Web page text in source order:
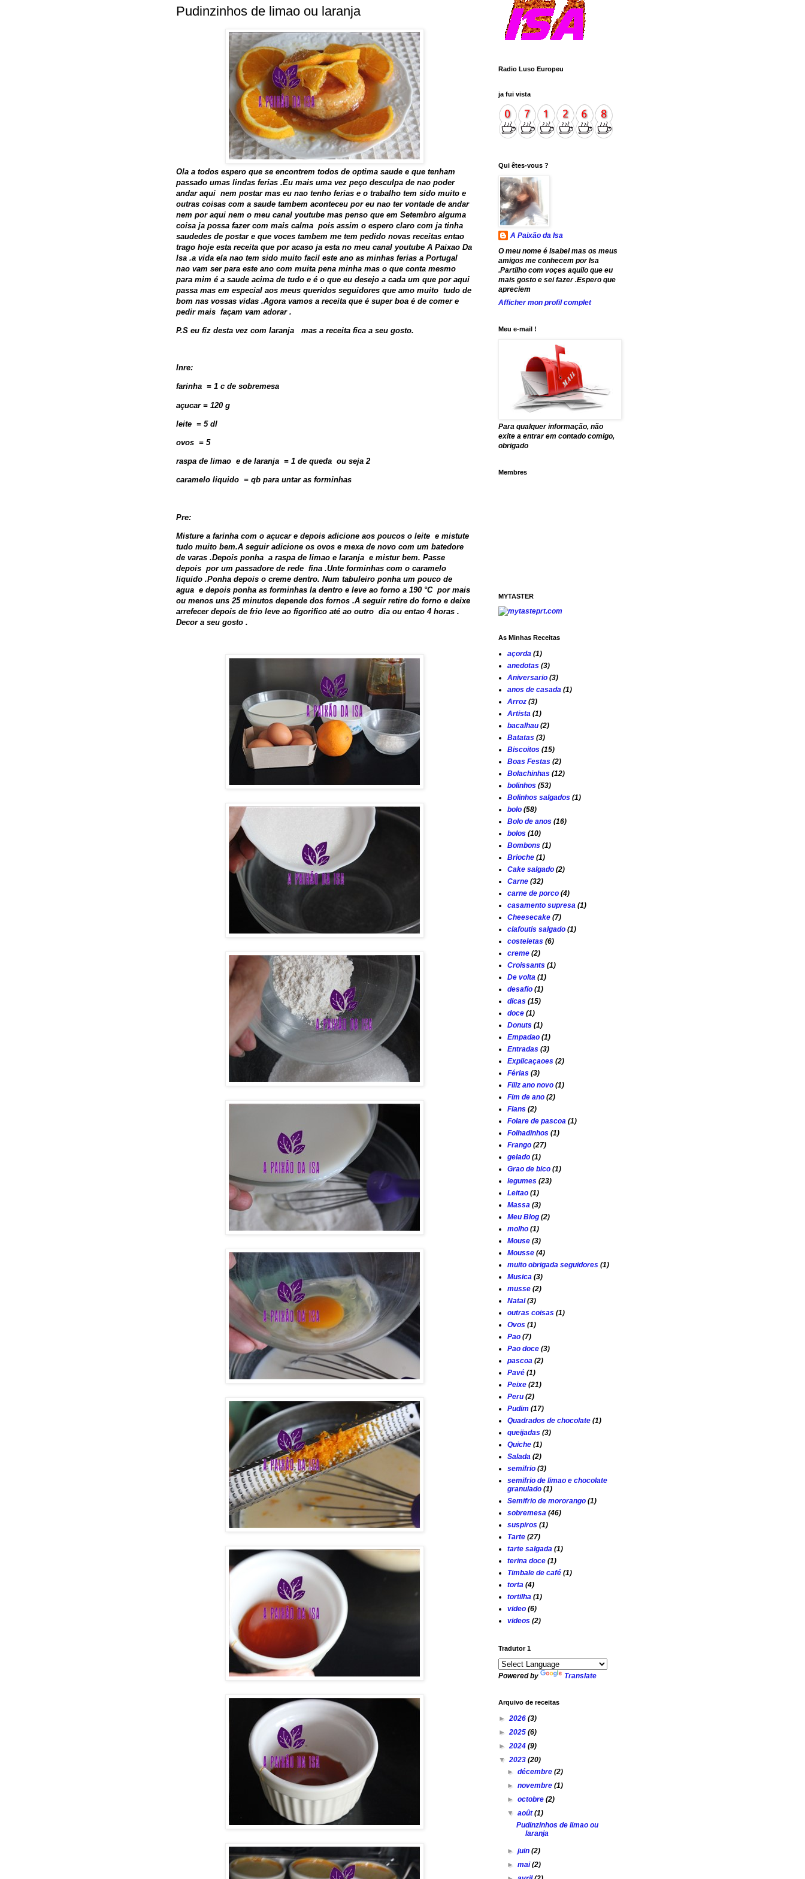
Pudinzinhos de limao ou laranja
Ola a todos espero que se encontrem todos de optima saude e que tenham
passado umas lindas ferias .Eu mais uma vez peço desculpa de nao poder
andar aqui nem postar mas eu nao tenho ferias e o trabalho tem sido muito e
outras coisas com a saude tambem aconteceu por eu nao ter vontade de andar
nem por aqui nem o meu canal youtube mas penso que em Setembro alguma
coisa ja possa fazer com mais calma pois assim o espero claro com ja tinha
saudedes de postar e que voces tambem me tem pedido novas receitas entao
trago hoje esta receita que por acaso ja esta no meu canal youtube A Paixao Da
Isa .a vida ela nao tem sido muito facil este ano as minhas ferias a Portugal
nao vam ser para este ano com muita pena minha mas o que conta mesmo
para mim é a saude acima de tudo e é o que eu desejo a cada um que por aqui
passa mas em especial aos meus queridos seguidores que amo muito tudo de
bom nas vossas vidas .Agora vamos a receita que é super boa é de comer e
pedir mais façam vam adorar .
P.S eu fiz desta vez com laranja mas a receita fica a seu gosto.
Inre:
farinha = 1 c de sobremesa
açucar = 120 g
leite = 5 dl
ovos = 5
raspa de limao e de laranja = 1 de queda ou seja 2
caramelo liquido = qb para untar as forminhas
Pre:
Misture a farinha com o açucar e depois adicione aos poucos o leite e mistute
tudo muito bem.A seguir adicione os ovos e mexa de novo com um batedore
de varas .Depois ponha a raspa de limao e laranja e mistur bem. Passe
depois por um passadore de rede fina .Unte forminhas com o caramelo
liquido .Ponha depois o creme dentro. Num tabuleiro ponha um pouco de
agua e depois ponha as forminhas la dentro e leve ao forno a 190 °C por mais
ou menos uns 25 minutos depende dos fornos .A seguir retire do forno e deixe
arrefecer depois de frio leve ao figorifico até ao outro dia ou entao 4 horas .
Decor a seu gosto .
Radio Luso Europeu
ja fui vista
Qui êtes-vous ?
A Paixão da Isa
O meu nome é Isabel mas os meus
amigos me conhecem por Isa
.Partilho com voçes aquilo que eu
mais gosto e sei fazer .Espero que
apreciem
Afficher mon profil complet
Meu e-mail !
Para qualquer informação, não
exite a entrar em contado comigo,
obrigado
Membres
MYTASTER
As Minhas Receitas
açorda (1)
anedotas (3)
Aniversario (3)
anos de casada (1)
Arroz (3)
Artista (1)
bacalhau (2)
Batatas (3)
Biscoitos (15)
Boas Festas (2)
Bolachinhas (12)
bolinhos (53)
Bolinhos salgados (1)
bolo (58)
Bolo de anos (16)
bolos (10)
Bombons (1)
Brioche (1)
Cake salgado (2)
Carne (32)
carne de porco (4)
casamento supresa (1)
Cheesecake (7)
clafoutis salgado (1)
costeletas (6)
creme (2)
Croissants (1)
De volta (1)
desafio (1)
dicas (15)
doce (1)
Donuts (1)
Empadao (1)
Entradas (3)
Explicaçaoes (2)
Férias (3)
Filiz ano novo (1)
Fim de ano (2)
Flans (2)
Folare de pascoa (1)
Folhadinhos (1)
Frango (27)
gelado (1)
Grao de bico (1)
legumes (23)
Leitao (1)
Massa (3)
Meu Blog (2)
molho (1)
Mouse (3)
Mousse (4)
muito obrigada seguidores (1)
Musica (3)
musse (2)
Natal (3)
outras coisas (1)
Ovos (1)
Pao (7)
Pao doce (3)
pascoa (2)
Pavé (1)
Peixe (21)
Peru (2)
Pudim (17)
Quadrados de chocolate (1)
queijadas (3)
Quiche (1)
Salada (2)
semifrio (3)
semifrio de limao e chocolate
granulado (1)
Semifrio de mororango (1)
sobremesa (46)
suspiros (1)
Tarte (27)
tarte salgada (1)
terina doce (1)
Timbale de café (1)
torta (4)
tortilha (1)
video (6)
videos (2)
Tradutor 1
Powered by Translate
Arquivo de receitas
► 2026 (3)
► 2025 (6)
► 2024 (9)
▼ 2023 (20)
►décembre(2)
►novembre(1)
►octobre(2)
▼août(1)
Pudinzinhos de limao ou
laranja
►juin(2)
►mai(2)